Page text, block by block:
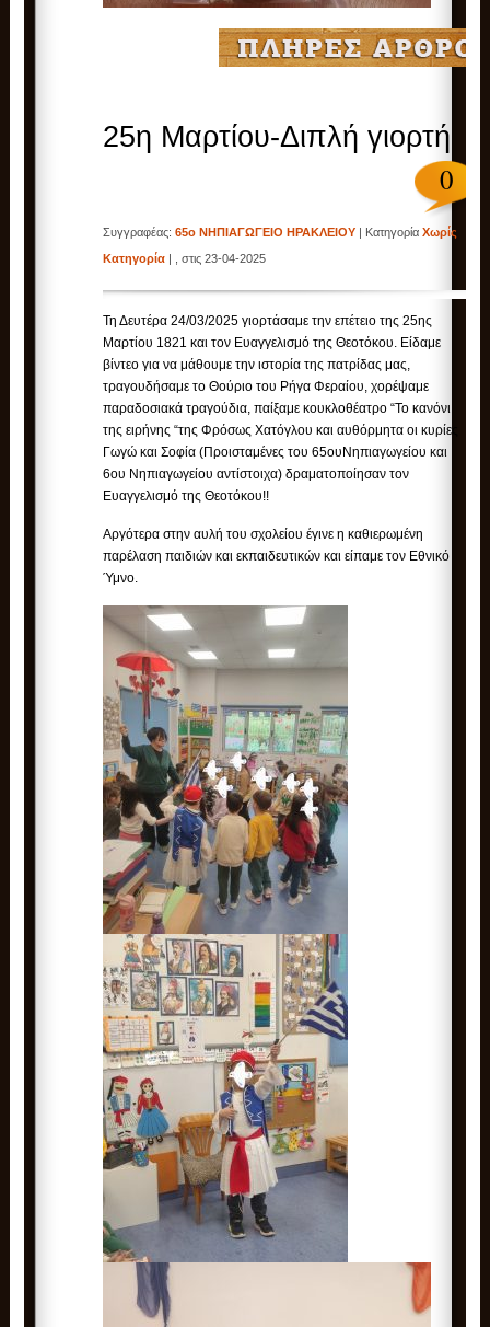
25η Μαρτίου-Διπλή γιορτή
0
Συγγραφέας:65ο ΝΗΠΙΑΓΩΓΕΙΟ ΗΡΑΚΛΕΙΟΥ | ΚατηγορίαΧωρίς
Κατηγορία | , στις 23-04-2025
Τη Δευτέρα 24/03/2025 γιορτάσαμε την επέτειο της 25ης
Μαρτίου 1821 και τον Ευαγγελισμό της Θεοτόκου. Είδαμε
βίντεο για να μάθουμε την ιστορία της πατρίδας μας,
τραγουδήσαμε το Θούριο του Ρήγα Φεραίου, χορέψαμε
παραδοσιακά τραγούδια, παίξαμε κουκλοθέατρο “Το κανόνι
της ειρήνης “της Φρόσως Χατόγλου και αυθόρμητα οι κυρίες
Γωγώ και Σοφία (Προισταμένες του 65ουΝηπιαγωγείου και
6ου Νηπιαγωγείου αντίστοιχα) δραματοποίησαν τον
Ευαγγελισμό της Θεοτόκου!!
Αργότερα στην αυλή του σχολείου έγινε η καθιερωμένη
παρέλαση παιδιών και εκπαιδευτικών και είπαμε τον Εθνικό
Ύμνο.